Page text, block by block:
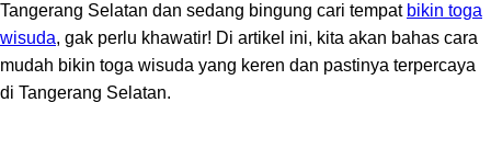
Tangerang Selatan dan sedang bingung cari tempat bikin toga
wisuda, gak perlu khawatir! Di artikel ini, kita akan bahas cara
mudah bikin toga wisuda yang keren dan pastinya terpercaya
di Tangerang Selatan.